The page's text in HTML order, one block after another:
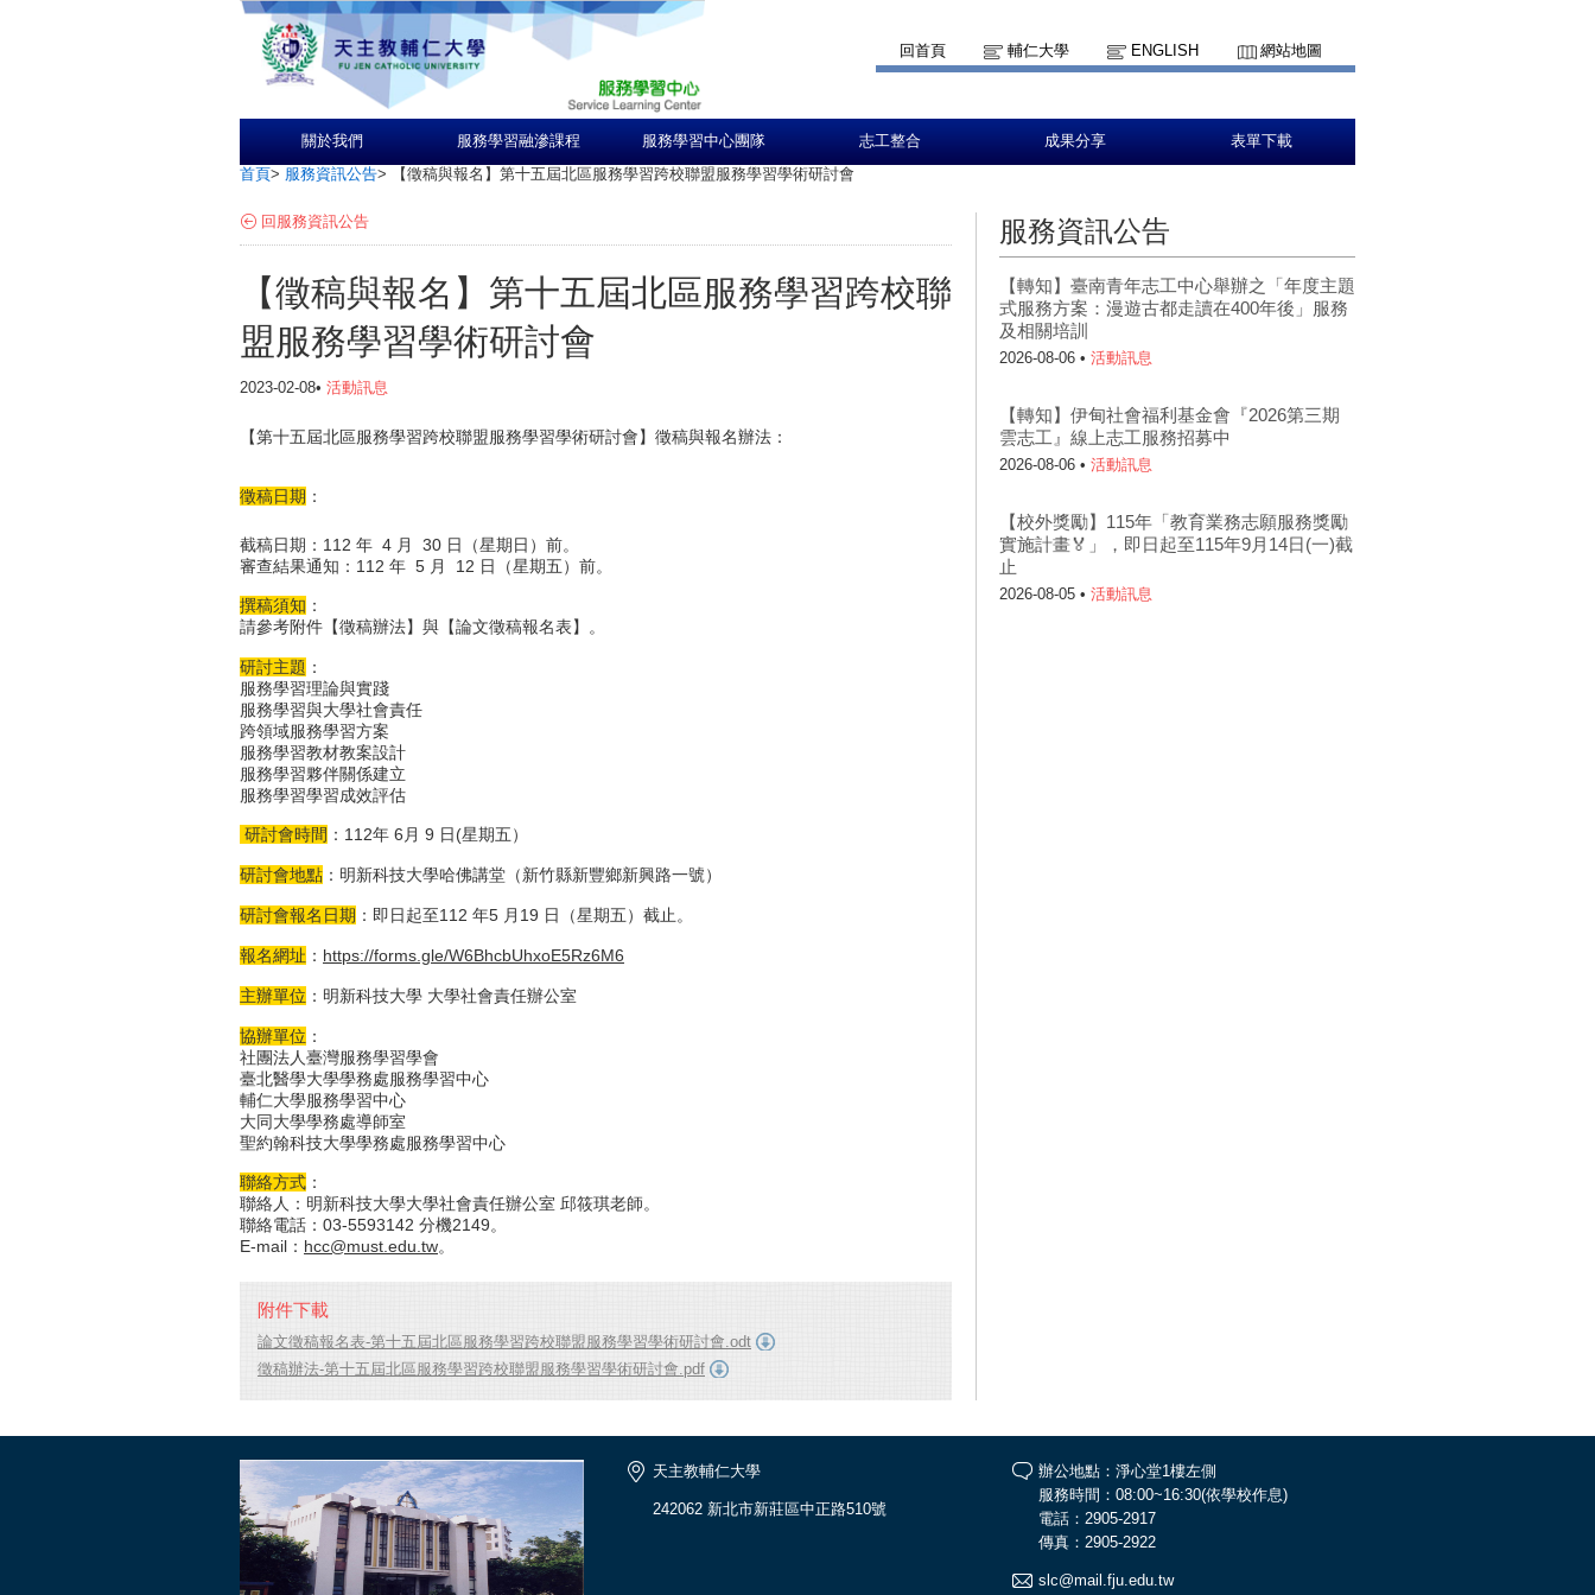
回首頁 輔仁大學 ENGLISH 網站地圖
關於我們 服務學習融滲課程 服務學習中心團隊 志工整合 成果分享 表單下載
首頁> 服務資訊公告> 【徵稿與報名】第十五屆北區服務學習跨校聯盟服務學習學術研討會
回服務資訊公告
【徵稿與報名】第十五屆北區服務學習跨校聯
盟服務學習學術研討會
2023-02-08• 活動訊息
【第十五屆北區服務學習跨校聯盟服務學習學術研討會】徵稿與報名辦法：
徵稿日期 ：
截稿日期：112 年 4 月 30 日（星期日）前。
審查結果通知：112 年 5 月 12 日（星期五）前。
撰稿須知 ：
請參考附件【徵稿辦法】與【論文徵稿報名表】。
研討主題 ：
服務學習理論與實踐
服務學習與大學社會責任
跨領域服務學習方案
服務學習教材教案設計
服務學習夥伴關係建立
服務學習學習成效評估
研討會時間 ：112年 6月 9 日(星期五）
研討會地點 ：明新科技大學哈佛講堂（新竹縣新豐鄉新興路一號）
研討會報名日期 ：即日起至112 年5 月19 日（星期五）截止。
報名網址 ： https://forms.gle/W6BhcbUhxoE5Rz6M6
主辦單位 ：明新科技大學 大學社會責任辦公室
協辦單位 ：
社團法人臺灣服務學習學會
臺北醫學大學學務處服務學習中心
輔仁大學服務學習中心
大同大學學務處導師室
聖約翰科技大學學務處服務學習中心
聯絡方式 ：
聯絡人：明新科技大學大學社會責任辦公室 邱筱琪老師。
聯絡電話：03-5593142 分機2149。
E-mail： hcc@must.edu.tw。
附件下載
論文徵稿報名表-第十五屆北區服務學習跨校聯盟服務學習學術研討會.odt
徵稿辦法-第十五屆北區服務學習跨校聯盟服務學習學術研討會.pdf
服務資訊公告
【轉知】臺南青年志工中心舉辦之「年度主題
式服務方案：漫遊古都走讀在400年後」服務
及相關培訓
2026-08-06 • 活動訊息
【轉知】伊甸社會福利基金會『2026第三期
雲志工』線上志工服務招募中
2026-08-06 • 活動訊息
【校外獎勵】115年「教育業務志願服務獎勵
實施計畫🏅」，即日起至115年9月14日(一)截
止
2026-08-05 • 活動訊息
天主教輔仁大學
242062 新北市新莊區中正路510號
辦公地點：淨心堂1樓左側
服務時間：08:00~16:30(依學校作息)
電話：2905-2917
傳真：2905-2922
slc@mail.fju.edu.tw